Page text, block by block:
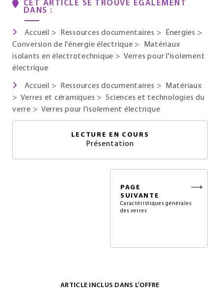
CET ARTICLE SE TROUVE ÉGALEMENT
DANS :
Accueil > Ressources documentaires > Énergies >
Conversion de l'énergie électrique >
Matériaux
isolants en électrotechnique > Verres pour l'isolement
électrique
Accueil > Ressources documentaires >
Matériaux
>Verres et céramiques >Sciences et technologies du
verre > Verres pour l'isolement électrique
LECTURE EN COURS
Présentation
PAGE
SUIVANTE
Caractéristiques générales
des verres
ARTICLE INCLUS DANS L'OFFRE